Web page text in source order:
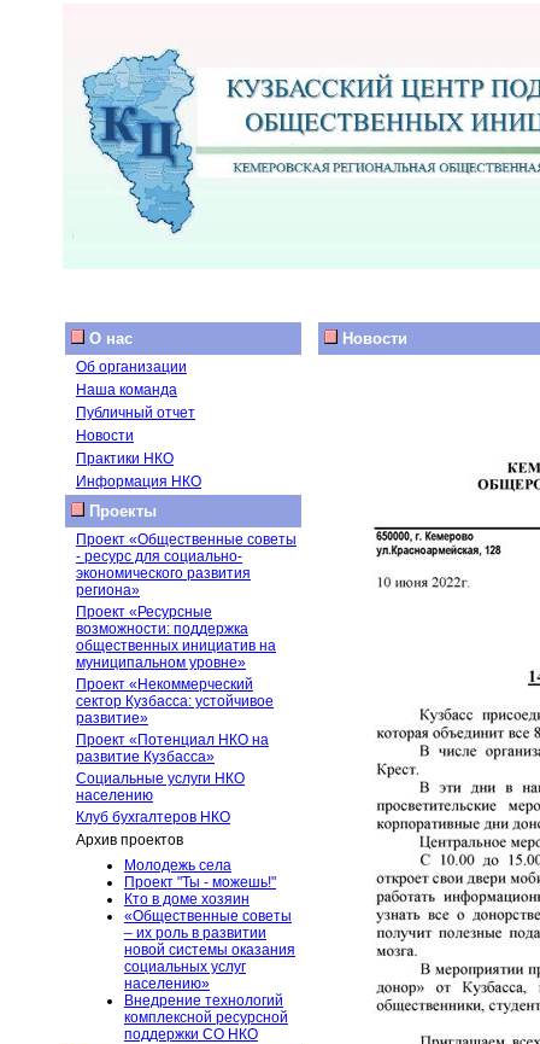
О нас
Об организации
Наша команда
Публичный отчет
Новости
Практики НКО
Информация НКО
Проекты
Проект «Общественные советы
- ресурс для социально-
экономического развития
региона»
Проект «Ресурсные
возможности: поддержка
общественных инициатив на
муниципальном уровне»
Проект «Некоммерческий
сектор Кузбасса: устойчивое
развитие»
Проект «Потенциал НКО на
развитие Кузбасса»
Социальные услуги НКО
населению
Клуб бухгалтеров НКО
Архив проектов
Молодежь села
Проект "Ты - можешь!"
Кто в доме хозяин
«Общественные советы
– их роль в развитии
новой системы оказания
социальных услуг
населению»
Внедрение технологий
комплексной ресурсной
поддержки СО НКО
Новости